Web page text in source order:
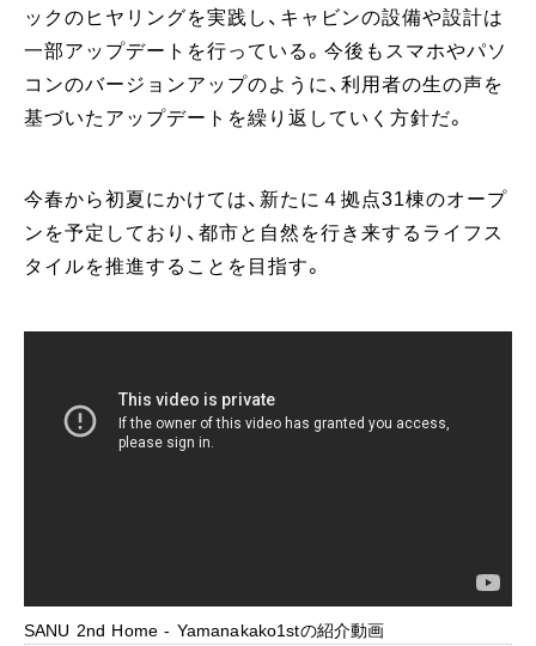
ックのヒヤリングを実践し、キャビンの設備や設計は
一部アップデートを行っている。今後もスマホやパソ
コンのバージョンアップのように、利用者の生の声を
基づいたアップデートを繰り返していく方針だ。
今春から初夏にかけては、新たに４拠点31棟のオープ
ンを予定しており、都市と自然を行き来するライフス
タイルを推進することを目指す。
SANU 2nd Home - Yamanakako1stの紹介動画